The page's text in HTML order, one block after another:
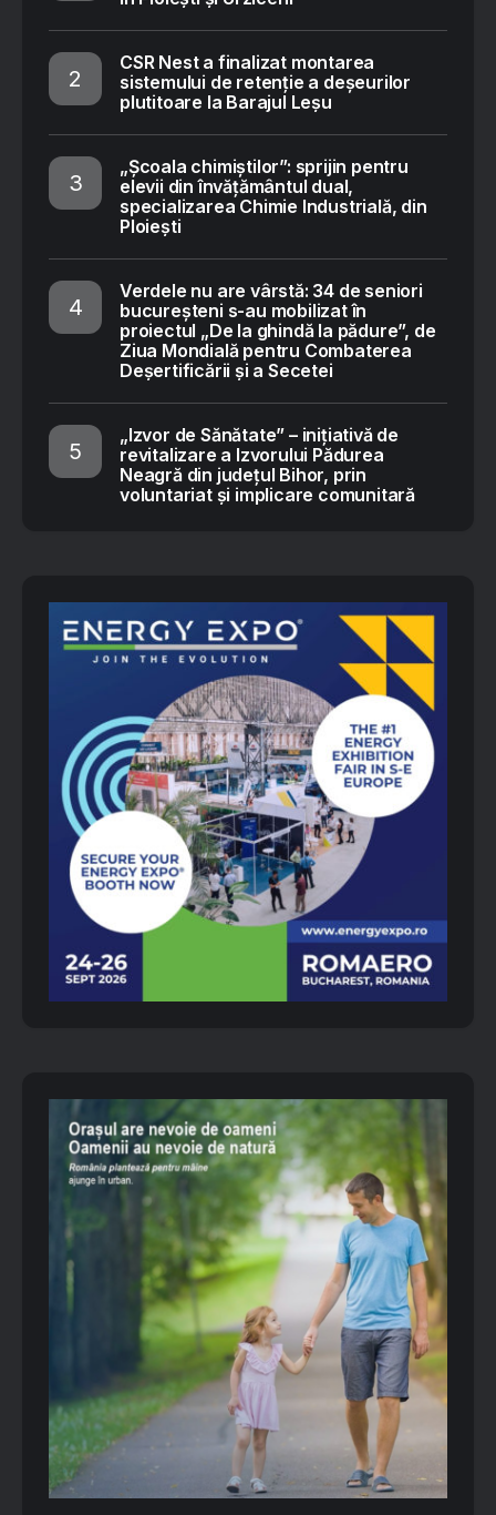
CSR Nest a finalizat montarea
sistemului de retenție a deșeurilor
plutitoare la Barajul Leșu
„Școala chimiștilor”: sprijin pentru
elevii din învățământul dual,
specializarea Chimie Industrială, din
Ploiești
Verdele nu are vârstă: 34 de seniori
bucureșteni s-au mobilizat în
proiectul „De la ghindă la pădure”, de
Ziua Mondială pentru Combaterea
Deșertificării și a Secetei
„Izvor de Sănătate” – inițiativă de
revitalizare a Izvorului Pădurea
Neagră din județul Bihor, prin
voluntariat și implicare comunitară